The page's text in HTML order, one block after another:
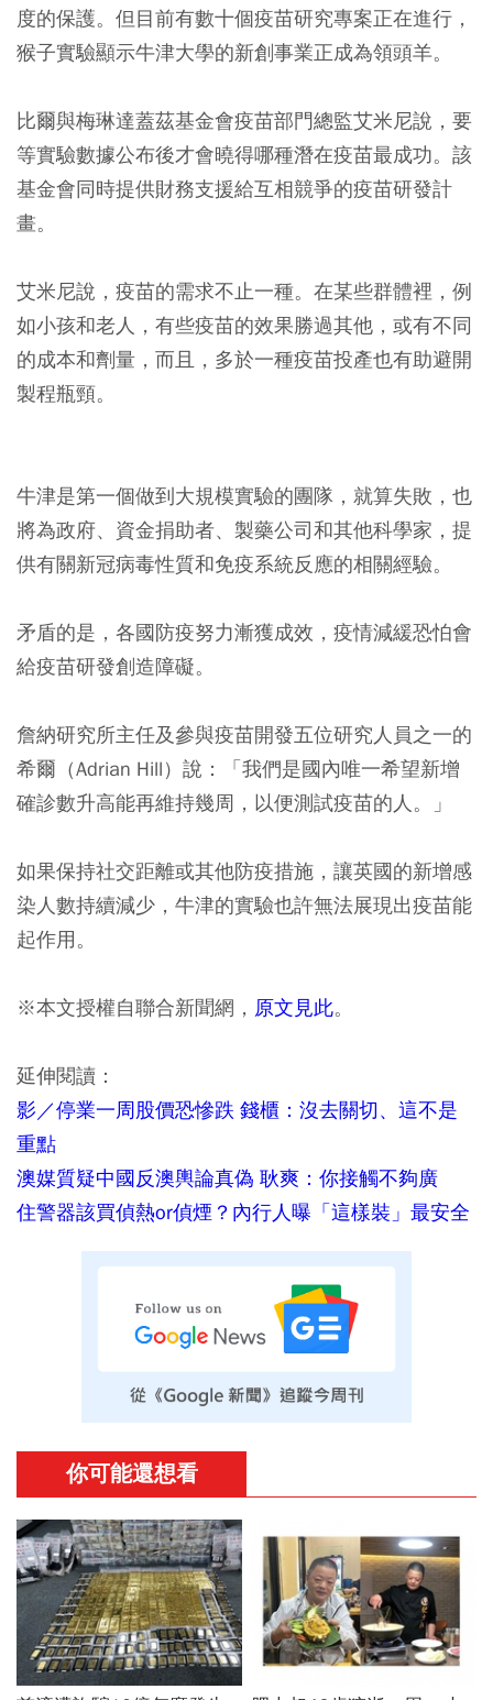
度的保護。但目前有數十個疫苗研究專案正在進行，
猴子實驗顯示牛津大學的新創事業正成為領頭羊。
比爾與梅琳達蓋茲基金會疫苗部門總監艾米尼說，要
等實驗數據公布後才會曉得哪種潛在疫苗最成功。該
基金會同時提供財務支援給互相競爭的疫苗研發計
畫。
艾米尼說，疫苗的需求不止一種。在某些群體裡，例
如小孩和老人，有些疫苗的效果勝過其他，或有不同
的成本和劑量，而且，多於一種疫苗投產也有助避開
製程瓶頸。
牛津是第一個做到大規模實驗的團隊，就算失敗，也
將為政府、資金捐助者、製藥公司和其他科學家，提
供有關新冠病毒性質和免疫系統反應的相關經驗。
矛盾的是，各國防疫努力漸獲成效，疫情減緩恐怕會
給疫苗研發創造障礙。
詹納研究所主任及參與疫苗開發五位研究人員之一的
希爾（Adrian Hill）說：「我們是國內唯一希望新增
確診數升高能再維持幾周，以便測試疫苗的人。」
如果保持社交距離或其他防疫措施，讓英國的新增感
染人數持續減少，牛津的實驗也許無法展現出疫苗能
起作用。
※本文授權自聯合新聞網， 原文見此。
延伸閱讀：
影／停業一周股價恐慘跌 錢櫃：沒去關切、這不是
重點
澳媒質疑中國反澳輿論真偽 耿爽：你接觸不夠廣
住警器該買偵熱or偵煙？內行人曝「這樣裝」最安全